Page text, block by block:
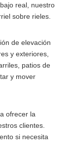
real, nuestro
sobre rieles.
de elevación
y exteriores,
patios de
y mover
ofrecer la
clientes.
si necesita